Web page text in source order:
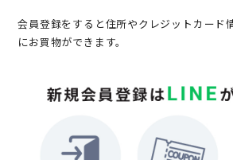
会員登録をすると住所やクレジットカード
にお買物ができます。